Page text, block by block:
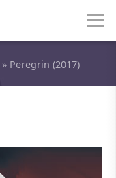
» Peregrin (2017)